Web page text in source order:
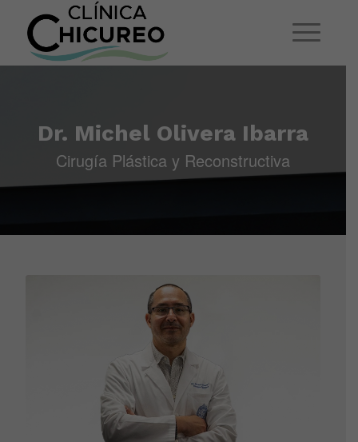
Dr. Michel Olivera Ibarra
Cirugía Plástica y Reconstructiva